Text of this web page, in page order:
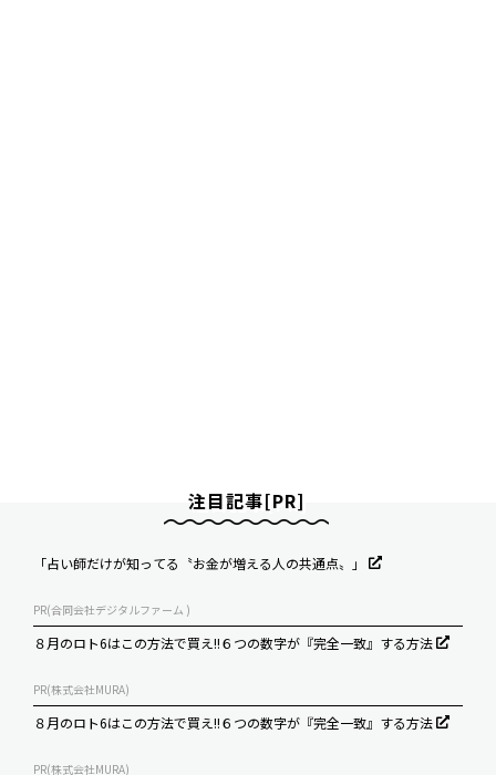
注目記事[PR]
「占い師だけが知ってる〝お金が増える人の共通点〟」
PR(合同会社デジタルファーム )
８月のロト6はこの方法で買え!!６つの数字が『完全一致』する方法
PR(株式会社MURA)
８月のロト6はこの方法で買え!!６つの数字が『完全一致』する方法
PR(株式会社MURA)